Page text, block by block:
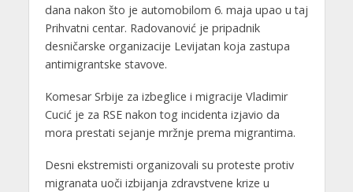
dana nakon što je automobilom 6. maja upao u taj
Prihvatni centar. Radovanović je pripadnik
desničarske organizacije Levijatan koja zastupa
antimigrantske stavove.
Komesar Srbije za izbeglice i migracije Vladimir
Cucić je za RSE nakon tog incidenta izjavio da
mora prestati sejanje mržnje prema migrantima.
Desni ekstremisti organizovali su proteste protiv
migranata uoči izbijanja zdravstvene krize u